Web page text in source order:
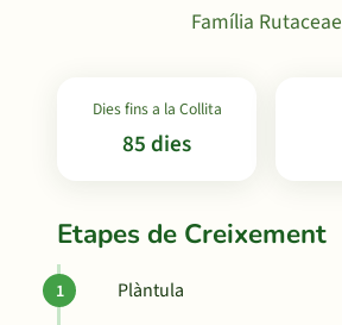
Família Rutaceae
Dies fins a la Collita
85 dies
Etapes de Creixement
Plàntula